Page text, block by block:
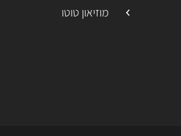
מוזיאון טוטו